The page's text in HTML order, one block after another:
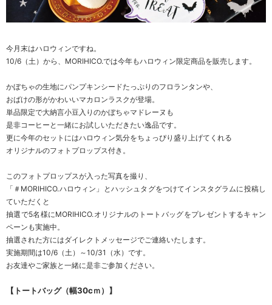
今月末はハロウィンですね。
10/6（土）から、MORIHICO.では今年もハロウィン限定商品を販売します。
かぼちゃの生地にパンプキンシードたっぷりのフロランタンや、
おばけの形がかわいいマカロンラスクが登場。
単品限定で大納言小豆入りのかぼちゃマドレーヌも
是非コーヒーと一緒にお試しいただきたい逸品です。
更に今年のセットにはハロウィン気分をちょっぴり盛り上げてくれる
オリジナルのフォトプロップス付き。
このフォトプロップスが入った写真を撮り、
「＃MORIHICO.ハロウィン」とハッシュタグをつけてインスタグラムに投稿し
ていただくと
抽選で5名様にMORIHICO.オリジナルのトートバッグをプレゼントするキャン
ペーンも実施中。
抽選された方にはダイレクトメッセージでご連絡いたします。
実施期間は10/6（土）～10/31（水）です。
お友達やご家族と一緒に是非ご参加ください。
【トートバッグ（幅30cｍ）】